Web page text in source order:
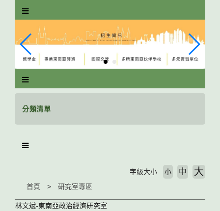
分類清單
首頁 研究室專區
字級大小 小 中 大
林文斌-東南亞政治經濟研究室